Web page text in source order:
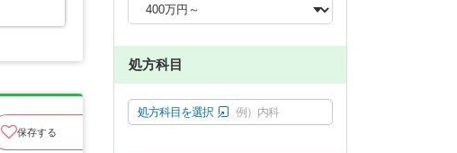
保存する
処方科目
処方科目を選択 例）内科